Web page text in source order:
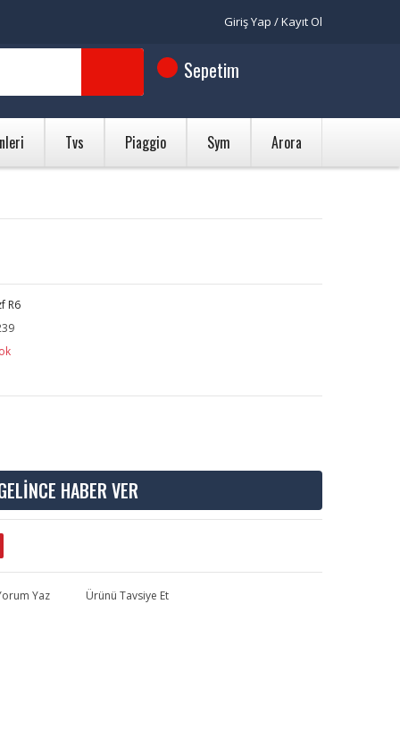
Giriş Yap / Kayıt Ol
Sepetim
Tvs Piaggio Sym Arora
R6
HABER VER
Yaz Ürünü Tavsiye Et